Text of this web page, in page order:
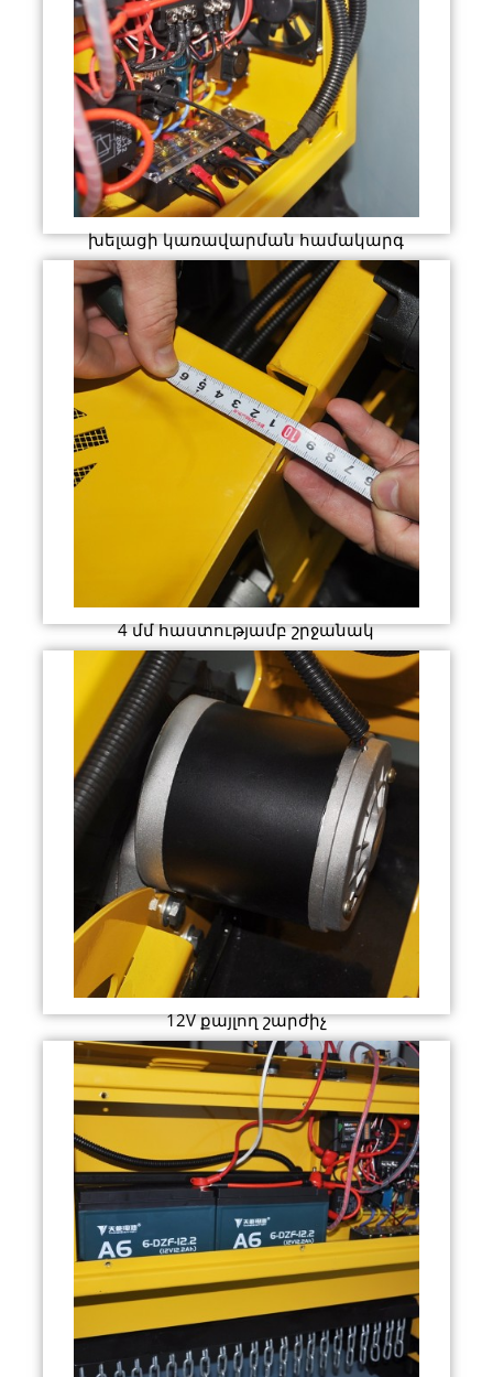
խելացի կառավարման համակարգ
4 մմ հաստությամբ շրջանակ
12V քայլող շարժիչ